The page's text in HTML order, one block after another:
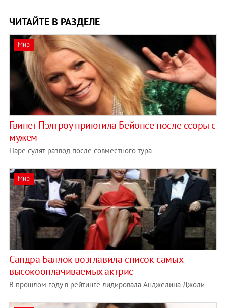
ЧИТАЙТЕ В РАЗДЕЛЕ
Мир
Гвинет Пэлтроу приютила Бейонсе после ссоры с
мужем
Паре сулят развод после совместного тура
Мир
Сандра Баллок возглавила список самых
высокооплачиваемых актрис
В прошлом году в рейтинге лидировала Анджелина Джоли